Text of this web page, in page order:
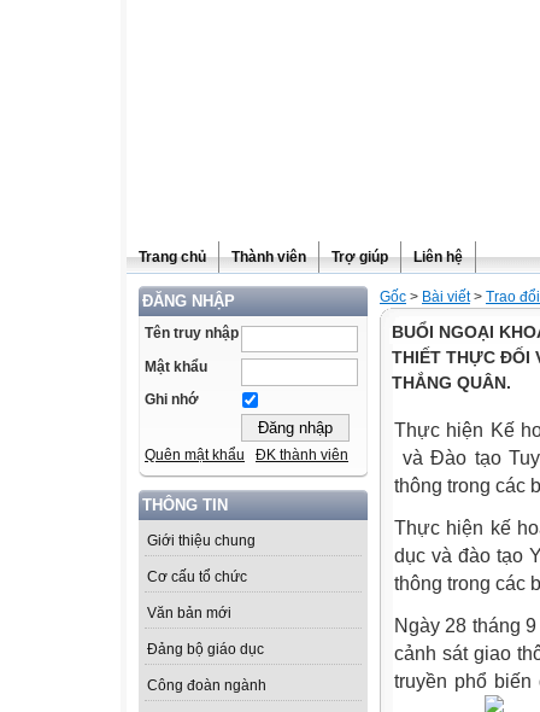
Trang chủ Thành viên Trợ giúp Liên hệ
ĐĂNG NHẬP
Tên truy nhập
Mật khẩu
Ghi nhớ
Quên mật khẩu ĐK thành viên
THÔNG TIN
Giới thiệu chung
Cơ cấu tổ chức
Văn bản mới
Đảng bộ giáo dục
Công đoàn ngành
Gốc > Bài viết> Trao
BUỔI NGOẠI
THIẾT THỰC ĐỐI
THẮNG QUÂN.
Thực hiện Kế
và Đào tạo
thông trong các
Thực hiện kế
dục và đào tạo
thông trong các
Ngày 28 tháng
cảnh sát giao
truyền phổ